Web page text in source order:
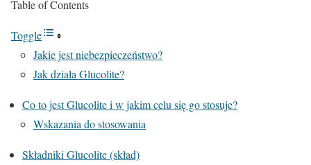
Table of Contents
Toggle
Jakie jest niebezpieczeństwo?
Jak działa Glucolite?
Co to jest Glucolite i w jakim celu się go stosuje?
Wskazania do stosowania
Składniki Glucolite (skład)